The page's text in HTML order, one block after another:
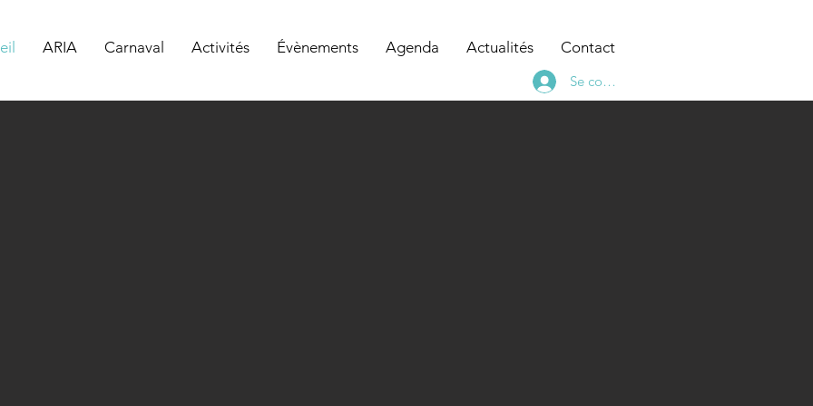
ARIA Carnaval Activités Évènements Agenda Actualités Contact
Se connecter